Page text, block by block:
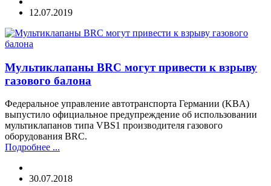
12.07.2019
Мультиклапаны BRC могут привести к взрыву
газового балона
Федеральное управление автотранспорта Германии (KBA)
выпустило официальное предупреждение об использовании
мультиклапанов типа VBS1 производителя газового
оборудования BRC.
Подробнее ...
30.07.2018